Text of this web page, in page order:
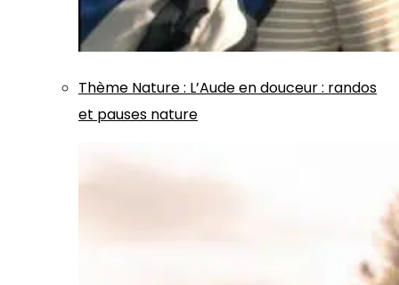
Thème Nature: L’Aude en douceur : randos
et pauses nature